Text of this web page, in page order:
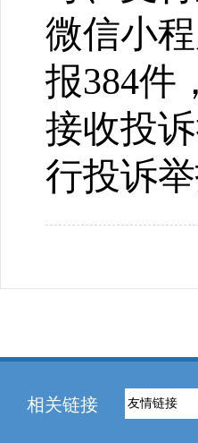
微信小
报384件
接收投
行投诉
相关链接